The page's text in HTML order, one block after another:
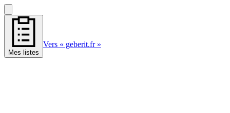
Mes listes
Vers « geberit.fr »